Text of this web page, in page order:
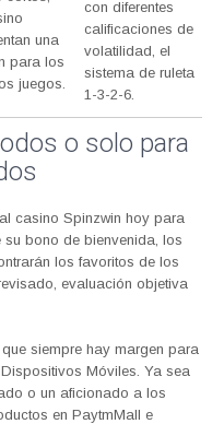
una
para los
juegos.
con diferentes
calificaciones de
volatilidad, el
sistema de ruleta
1-3-2-6.
o solo para
casino Spinzwin hoy para
bono de bienvenida, los
los favoritos de los
evaluación objetiva
siempre hay margen para
Móviles. Ya sea
o un aficionado a los
en PaytmMall e